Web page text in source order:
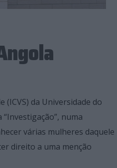
(ICVS) da Universidade do
numa
várias mulheres daquele
direito a uma menção